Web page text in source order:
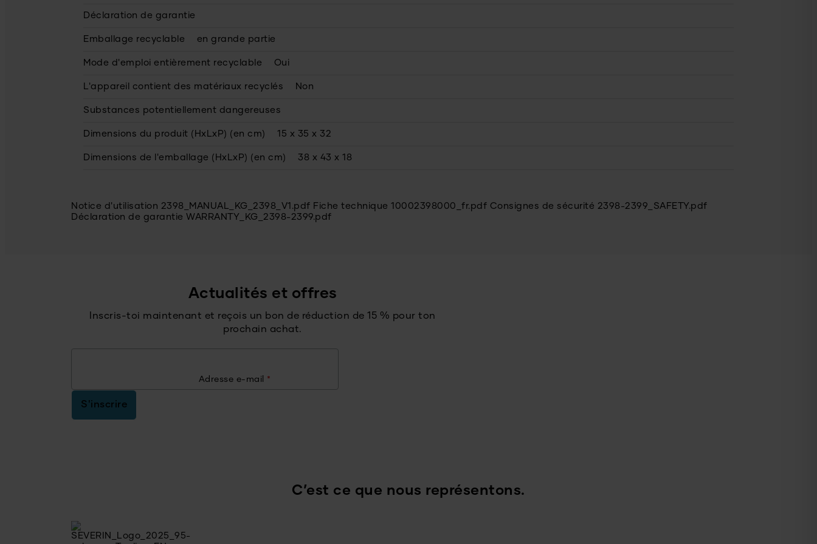
Déclaration de garantie
Emballage recyclable en grande partie
Mode d'emploi entièrement recyclable Oui
L'appareil contient des matériaux recyclés Non
Substances potentiellement dangereuses
Dimensions du produit (HxLxP) (en cm) 15 x 35 x 32
Dimensions de l'emballage (HxLxP) (en cm) 38 x 43 x 18
Notice d'utilisation 2398_MANUAL_KG_2398_V1.pdf Fiche technique 10002398000_fr.pdf Consignes de sécurité 2398-2399_SAFETY.pdf
Déclaration de garantie WARRANTY_KG_2398-2399.pdf
Actualités et offres
Inscris-toi maintenant et reçois un bon de réduction de 15 % pour ton
prochain achat.
Adresse e-mail *
S'inscrire
C’est ce que nous représentons.